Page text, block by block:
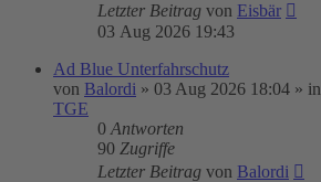
Letzter Beitrag von Eisbär
03 Aug 2026 19:43
Ad Blue Unterfahrschutz
von Balordi » 03 Aug 2026 18:04 » in
TGE
0 Antworten
90 Zugriffe
Letzter Beitrag von Balordi